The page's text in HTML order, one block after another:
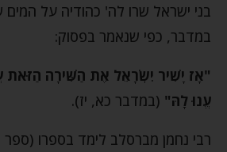
בני ישראל שרו לה' כהודיה על
במדבר, כפי שנאמר בפסוק:
"אָז יָשִׁיר יִשְׂרָאֵל אֶת הַשִּׁירָה הַזֹּאת
עֱנוּ לָהּ" (במדבר כא, יז).
רבי נחמן מברסלב לימד בספרו (ספר